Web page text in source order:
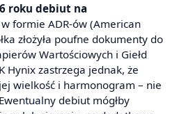
roku debiut na
w formie ADR-ów (American
złożyła poufne dokumenty do
Wartościowych i Giełd
Hynix zastrzega jednak, że
wielkość i harmonogram – nie
debiut mógłby